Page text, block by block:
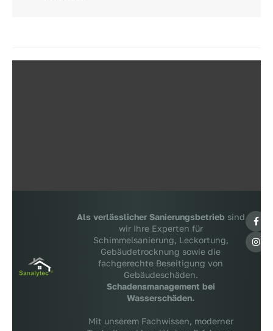
Als verlässlicher Sanierungsbetrieb sind
wir Ihre Experten für
Schimmelsanierung, Leckortung,
Gebäudetrocknung sowie die
fachgerechte Beseitigung von
Gebäudeschäden.
Schadensmanagement bei
Wasserschäden.
Mit unserem Fachwissen, moderner